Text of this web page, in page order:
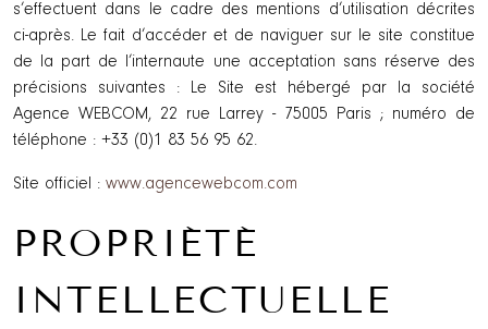
s’effectuent dans le cadre des mentions d’utilisation décrites
ci-après. Le fait d’accéder et de naviguer sur le site constitue
de la part de l’internaute une acceptation sans réserve des
précisions suivantes : Le Site est hébergé par la société
Agence WEBCOM, 22 rue Larrey - 75005 Paris ; numéro de
téléphone : +33 (0)1 83 56 95 62.
Site officiel : www.agencewebcom.com
PROPRIÉTÉ
INTELLECTUELLE